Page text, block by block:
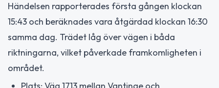
Händelsen rapporterades första gången klockan
15:43 och beräknades vara åtgärdad klockan 16:30
samma dag. Trädet låg över vägen i båda
riktningarna, vilket påverkade framkomligheten i
området.
Plats: Väg 1713 mellan Vantinge och